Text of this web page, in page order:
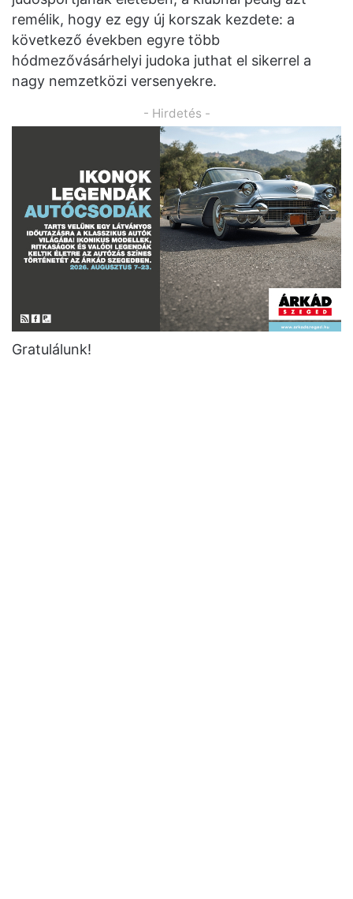
remélik, hogy ez egy új korszak kezdete: a
következő években egyre több
hódmezővásárhelyi judoka juthat el sikerrel a
nagy nemzetközi versenyekre.
- Hirdetés -
Gratulálunk!